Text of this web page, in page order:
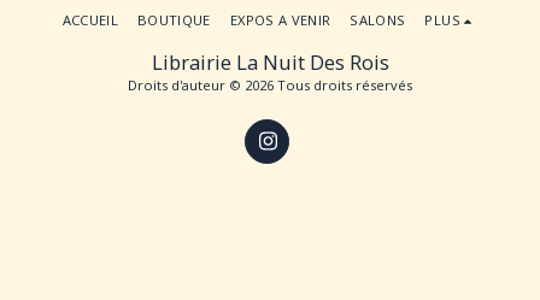
Librairie La Nuit Des Rois
Droits d'auteur © 2026 Tous droits réservés
ACCUEIL BOUTIQUE EXPOS A VENIR SALONS PLUS